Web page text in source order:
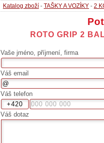
Katalog zboží - TAŠKY A VOZÍKY - 2
ROTO GRIP 2
Vaše jméno, příjmení, firma
Váš email
Váš telefon
Váš dotaz